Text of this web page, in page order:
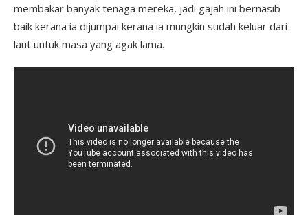
membakar banyak tenaga mereka, jadi gajah ini bernasib
baik kerana ia dijumpai kerana ia mungkin sudah keluar dari
laut untuk masa yang agak lama.